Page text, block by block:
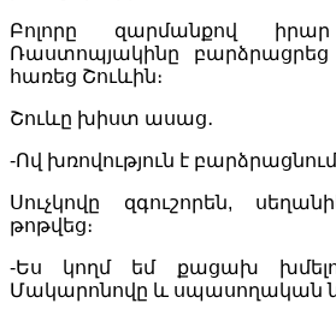
Բոլորը զարմանքով
Ռաստոպյակինը բարձրացրեց
հառեց Շուևին։
Շուևը խիստ ասաց․
-Ով խռովություն է
Սուչկովը զգուշորեն,
թոթվեց։
-Ես կողմ եմ քացախ
Մակարոնովը և սպասողական